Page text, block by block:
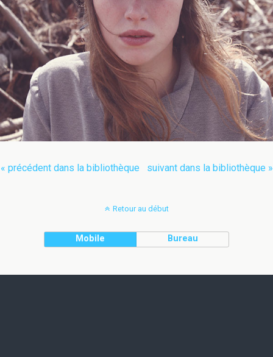
« précédent dans la bibliothèque suivant dans la bibliothèque »
Retour au début
Mobile Bureau